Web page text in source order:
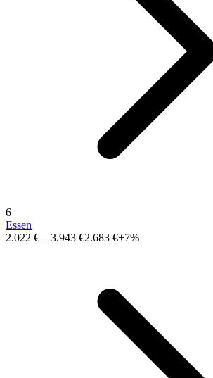
6
Essen
2.022 € – 3.943 €2.683 €+7%